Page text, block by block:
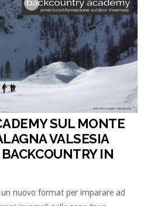
SUL MONTE
VALSESIA
BACKCOUNTRY IN
un nuovo format per imparare ad